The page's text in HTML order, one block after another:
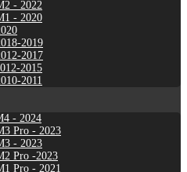
- 2022
- 2020
2019
2017
2015
2011
- 2024
Pro - 2023
- 2023
Pro -2023
Pro - 2021